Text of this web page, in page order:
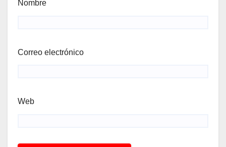
Nombre
Correo electrónico
Web